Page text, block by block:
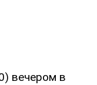
вечером в